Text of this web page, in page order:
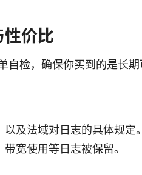
性价比
自检，确保你买到的是长
及法域对日志的具体规定。
宽使用等日志被保留。